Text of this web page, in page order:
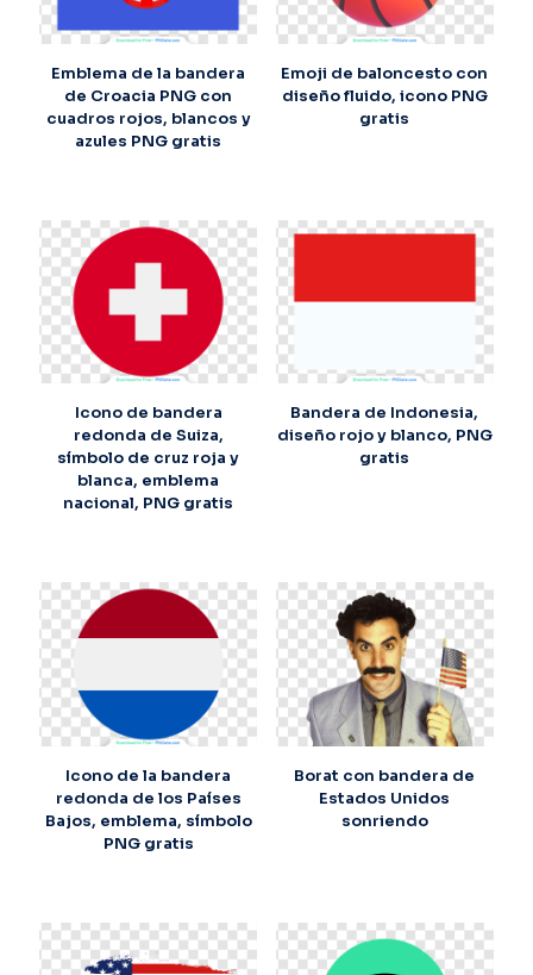
Emblema de la bandera
de Croacia PNG con
cuadros rojos, blancos y
azules PNG gratis
Emoji de baloncesto con
diseño fluido, icono PNG
gratis
Icono de bandera
redonda de Suiza,
símbolo de cruz roja y
blanca, emblema
nacional, PNG gratis
Bandera de Indonesia,
diseño rojo y blanco, PNG
gratis
Icono de la bandera
redonda de los Países
Bajos, emblema, símbolo
PNG gratis
Borat con bandera de
Estados Unidos
sonriendo